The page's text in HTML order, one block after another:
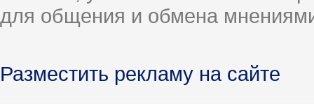
для общения и обмена
Разместить рекламу на сайте